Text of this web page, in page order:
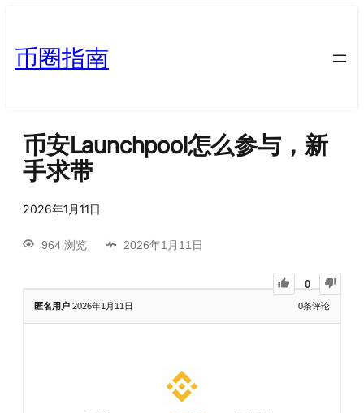
币圈指南
币安Launchpool怎么参与，新
手求带
2026年1月11日
964 浏览 2026年1月11日
0
匿名用户 2026年1月11日 0条评论